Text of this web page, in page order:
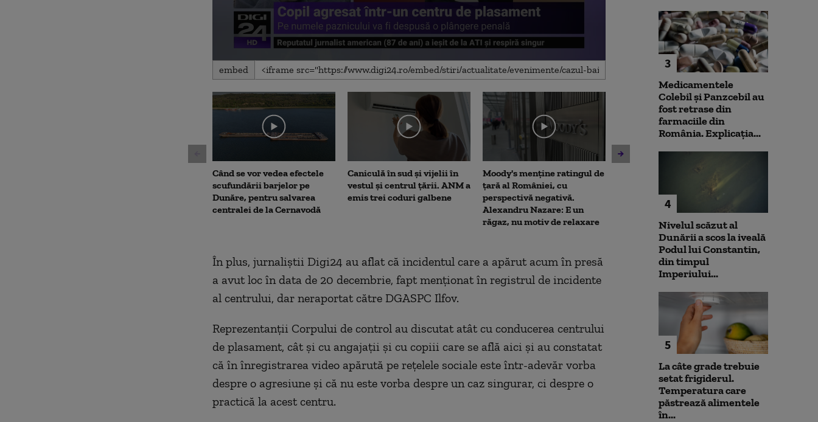
0
seconds
55
secondsVolume
90%
embed
Când se vor vedea efectele
scufundării barjelor pe
Dunăre, pentru salvarea
centralei de la Cernavodă
Caniculă în sud și vijelii în
vestul și centrul țării. ANM a
emis trei coduri galbene
Moody's menține ratingul de
țară al României, cu
perspectivă negativă.
Alexandru Nazare: E un
răgaz, nu motiv de relaxare
Climatolog: Sunt distribuite
neuniform și nu acolo unde
este nevoie mai mare
prioritizat”
În plus, jurnaliștii Digi24 au aflat că incidentul care a apărut acum în presă
a avut loc în data de 20 decembrie, fapt menționat în registrul de incidente
al centrului, dar neraportat către DGASPC Ilfov.
Reprezentanții Corpului de control au discutat atât cu conducerea centrului
de plasament, cât și cu angajații și cu copiii care se află aici și au constatat
că în înregistrarea video apărută pe rețelele sociale este într-adevăr vorba
despre o agresiune și că nu este vorba despre un caz singurar, ci despre o
practică la acest centru.
3
Medicamentele
Colebil și Panzcebil au
fost retrase din
farmaciile din
România. Explicația...
4
Nivelul scăzut al
Dunării a scos la iveală
Podul lui Constantin,
din timpul
Imperiului...
5
La câte grade trebuie
setat frigiderul.
Temperatura care
păstrează alimentele
în...